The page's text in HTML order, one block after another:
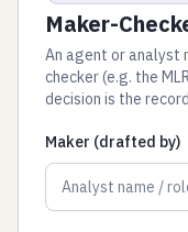
Maker-
An agent or analyst
checker (e.g. the
decision is the
Maker (drafted by)